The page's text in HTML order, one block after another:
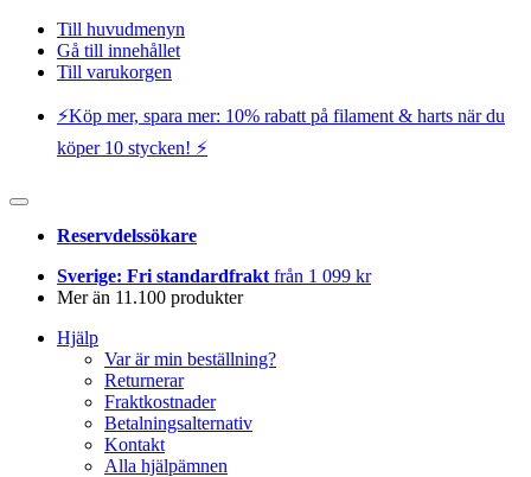
Till huvudmenyn
Gå till innehållet
Till varukorgen
⚡️Köp mer, spara mer: 10% rabatt på filament & harts när du
köper 10 stycken! ⚡️
Reservdelssökare
Sverige: Fri standardfrakt från 1 099 kr
Mer än 11.100 produkter
Hjälp
Var är min beställning?
Returnerar
Fraktkostnader
Betalningsalternativ
Kontakt
Alla hjälpämnen